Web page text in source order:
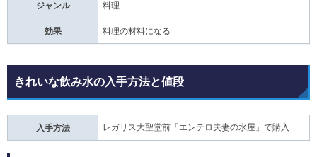
ジャンル 料理
効果 料理の材料になる
きれいな飲み水の入手方法と値段
入手方法 レガリス大聖堂前「エンテロ夫妻の水屋」で購入